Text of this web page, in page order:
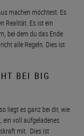
machen möchtest. Es
Realität. Es ist ein
bei dem du das Ende
alle Regeln. Dies ist
BEI BIG
liegt es ganz bei dir, wie
ein voll aufgeladenes
mit. Dies ist